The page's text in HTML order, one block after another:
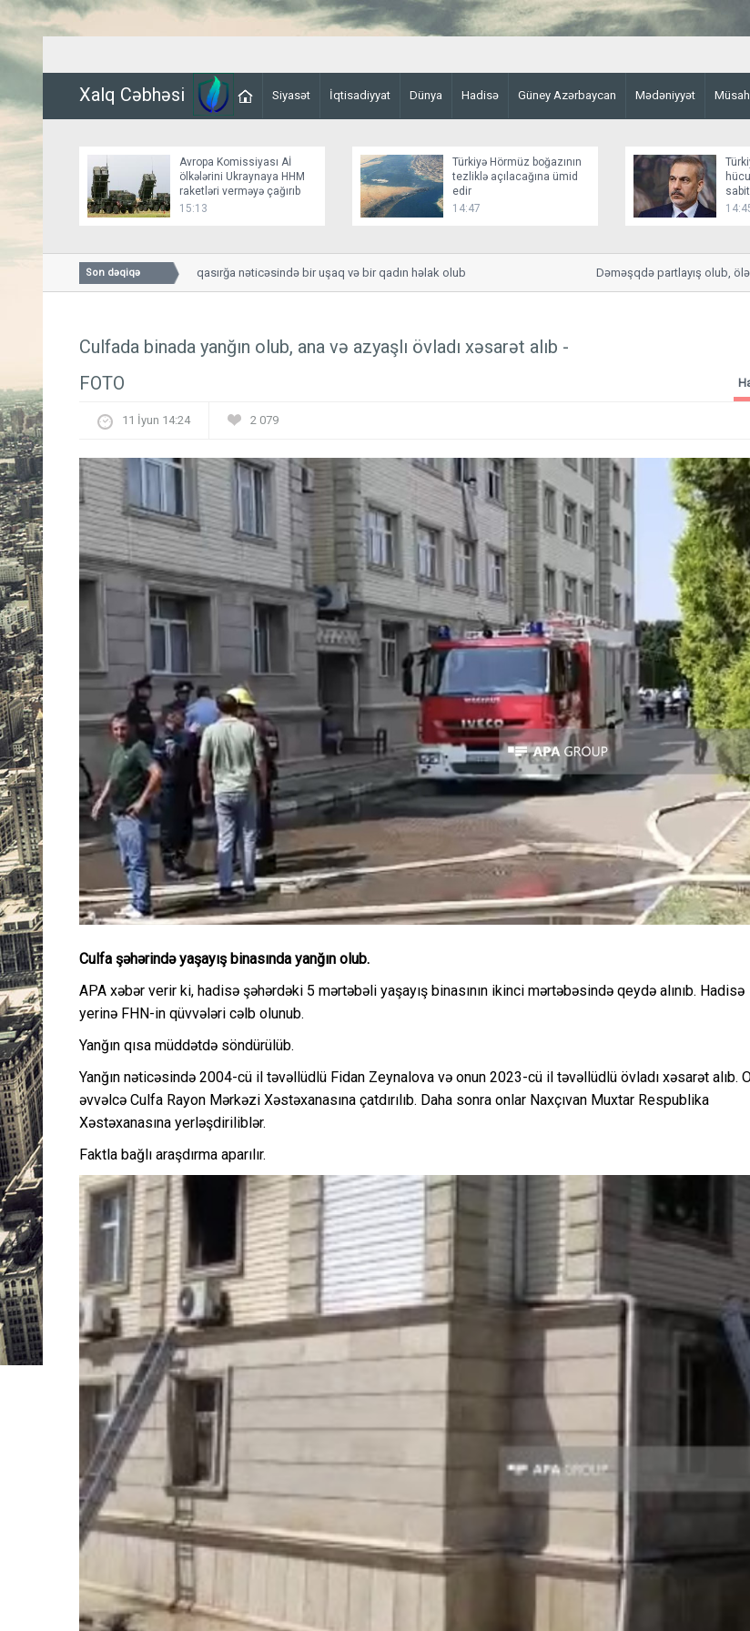
Xalq Cəbhəsi Siyasət İqtisadiyyat Dünya Hadisə Güney Azərbaycan Mədəniyyət
Avropa Komissiyası Aİ
ölkələrini Ukraynaya HHM
raketləri verməyə çağırıb
15:13
Türkiyə Hörmüz boğazının
tezliklə açılacağına ümid
edir
14:47
Son dəqiqə
Smolenskdə güclü qasırğa nəticəsində bir uşaq və bir qadın həlak olub Dəməşqdə partlayış olub, ölən və
Culfada binada yanğın olub, ana və azyaşlı övladı xəsarət alıb -
FOTO
11 İyun 14:24 2 079
Culfa şəhərində yaşayış binasında yanğın olub.
APA xəbər verir ki, hadisə şəhərdəki 5 mərtəbəli yaşayış binasının ikinci mərtəbəsində qeydə alınıb. Hadisə
yerinə FHN-in qüvvələri cəlb olunub.
Yanğın qısa müddətdə söndürülüb.
Yanğın nəticəsində 2004-cü il təvəllüdlü Fidan Zeynalova və onun 2023-cü il təvəllüdlü övladı xəsarət alıb.
əvvəlcə Culfa Rayon Mərkəzi Xəstəxanasına çatdırılıb. Daha sonra onlar Naxçıvan Muxtar Respublika
Xəstəxanasına yerləşdiriliblər.
Faktla bağlı araşdırma aparılır.